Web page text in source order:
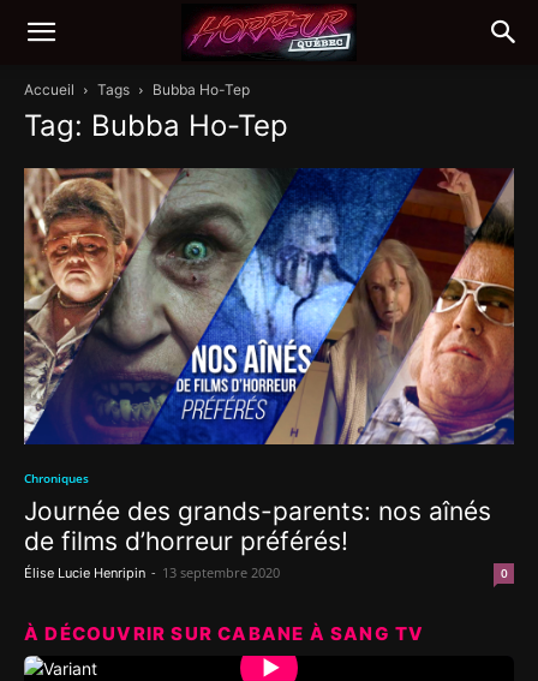
Accueil Tags Bubba Ho-Tep
Tag: Bubba Ho-Tep
Chroniques
Journée des grands-parents: nos aînés
de films d’horreur préférés!
Élise Lucie Henripin - 13 septembre 2020 0
À DÉCOUVRIR SUR CABANE À SANG TV
▶